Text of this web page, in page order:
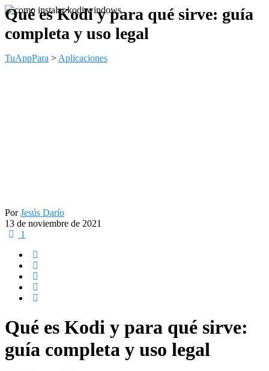
Qué es Kodi y para qué sirve: guía
completa y uso legal
TuAppPara > Aplicaciones
PorJesús Darío
13 de noviembre de 2021
1
Qué es Kodi y para qué sirve:
guía completa y uso legal